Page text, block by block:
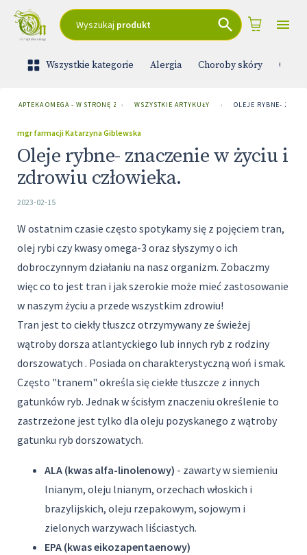
Wyszukaj produkt
Wszystkie kategorie Alergia Choroby skóry Ciąża
APTEKA OMEGA - W STRONĘ ZDROWIA
› WSZYSTKIE ARTYKUŁY › OLEJE RYBNE-
mgr farmacji Katarzyna Giblewska
Oleje rybne- znaczenie w życiu i
zdrowiu człowieka.
2023-02-15
W ostatnim czasie często spotykamy się z pojęciem tran,
olej rybi czy kwasy omega-3 oraz słyszymy o ich
dobroczynnym działaniu na nasz organizm. Zobaczmy
więc co to jest tran i jak szerokie może mieć zastosowanie
w naszym życiu a przede wszystkim zdrowiu!
Tran jest to ciekły tłuszcz otrzymywany ze świeżej
wątroby dorsza atlantyckiego lub innych ryb z rodziny
dorszowatych . Posiada on charakterystyczną woń i smak.
Często "tranem" określa się ciekłe tłuszcze z innych
gatunków ryb. Jednak w ścisłym znaczeniu określenie to
zastrzeżone jest tylko dla oleju pozyskanego z wątroby
gatunku ryb dorszowatych.
ALA (kwas alfa-linolenowy) - zawarty w siemieniu
lnianym, oleju lnianym, orzechach włoskich i
brazylijskich, oleju rzepakowym, sojowym i
zielonych warzywach liściastych.
EPA (kwas eikozapentaenowy)